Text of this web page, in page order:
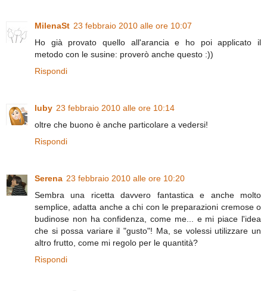
MilenaSt 23 febbraio 2010 alle ore 10:07
Ho già provato quello all'arancia e ho poi applicato il
metodo con le susine: proverò anche questo :))
Rispondi
luby 23 febbraio 2010 alle ore 10:14
oltre che buono è anche particolare a vedersi!
Rispondi
Serena 23 febbraio 2010 alle ore 10:20
Sembra una ricetta davvero fantastica e anche molto
semplice, adatta anche a chi con le preparazioni cremose o
budinose non ha confidenza, come me... e mi piace l'idea
che si possa variare il "gusto"! Ma, se volessi utilizzare un
altro frutto, come mi regolo per le quantità?
Rispondi